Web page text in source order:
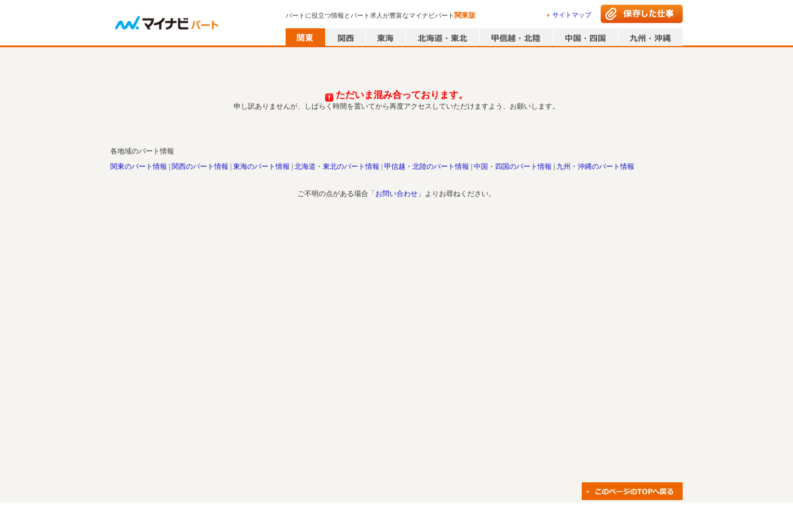
パートに役立つ情報とパート求人が豊富なマイナビパート 関東版 サイトマップ
ただいま混み合っております。
申し訳ありませんが、しばらく時間を置いてから再度アクセスしていただけますよう、お願いします。
各地域のパート情報
関東のパート情報
関西のパート情報 東海のパート情報 北海道・東北のパート情報 甲信越・北陸のパート情報 中国・四国のパート情報 九州・沖縄のパート情報
ご不明の点がある場合「 お問い合わせ 」よりお尋ねください。